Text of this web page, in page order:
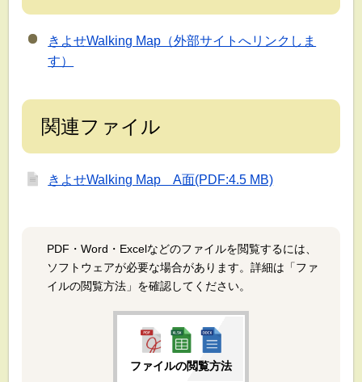
きよせWalking Map（外部サイトへリンクしま
す）
関連ファイル
きよせWalking Map A面(PDF:4.5 MB)
PDF・Word・Excelなどのファイルを閲覧するには、
ソフトウェアが必要な場合があります。詳細は「ファ
イルの閲覧方法」を確認してください。
ファイルの閲覧方法